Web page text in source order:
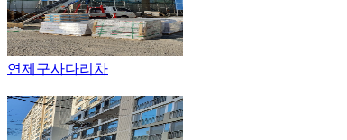
연제구사다리차